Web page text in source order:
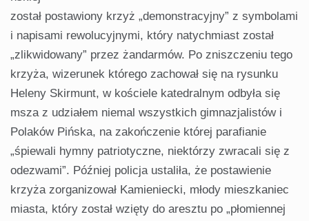
został postawiony krzyż „demonstracyjny” z symbolami
i napisami rewolucyjnymi, który natychmiast został
„zlikwidowany” przez żandarmów. Po zniszczeniu tego
krzyża, wizerunek którego zachował się na rysunku
Heleny Skirmunt, w kościele katedralnym odbyła się
msza z udziałem niemal wszystkich gimnazjalistów i
Polaków Pińska, na zakończenie której parafianie
„śpiewali hymny patriotyczne, niektórzy zwracali się z
odezwami”. Później policja ustaliła, że postawienie
krzyża zorganizował Kamieniecki, młody mieszkaniec
miasta, który został wzięty do aresztu po „płomiennej